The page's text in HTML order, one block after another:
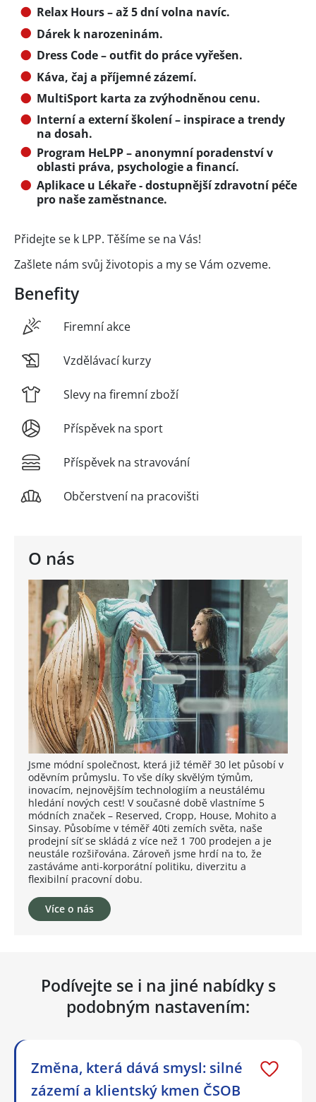
O nás
Jsme módní společnost, která již téměř 30 let působí v
oděvním průmyslu. To vše díky skvělým týmům,
inovacím, nejnovějším technologiím a neustálému
hledání nových cest! V současné době vlastníme 5
módních značek – Reserved, Cropp, House, Mohito a
Sinsay. Působíme v téměř 40ti zemích světa, naše
prodejní síť se skládá z více než 1 700 prodejen a je
neustále rozšiřována. Zároveň jsme hrdí na to, že
zastáváme anti-korporátní politiku, diverzitu a
flexibilní pracovní dobu.
Více o nás
Relax Hours – až 5 dní volna navíc.
Dárek k narozeninám.
Dress Code – outfit do práce vyřešen.
Káva, čaj a příjemné zázemí.
MultiSport karta za zvýhodněnou cenu.
Interní a externí školení – inspirace a trendy
na dosah.
Program HeLPP – anonymní poradenství v
oblasti práva, psychologie a financí.
Aplikace u Lékaře - dostupnější zdravotní péče
pro naše zaměstnance.
Přidejte se k LPP. Těšíme se na Vás!
Zašlete nám svůj životopis a my se Vám ozveme.
Benefity
Firemní akce
Vzdělávací kurzy
Slevy na firemní zboží
Příspěvek na sport
Příspěvek na stravování
Občerstvení na pracovišti
Podívejte se i na jiné nabídky s
podobným nastavením:
Změna, která dává smysl: silné
zázemí a klientský kmen ČSOB